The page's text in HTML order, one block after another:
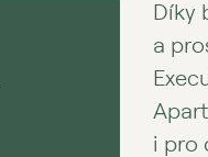
Díky
a
i pro